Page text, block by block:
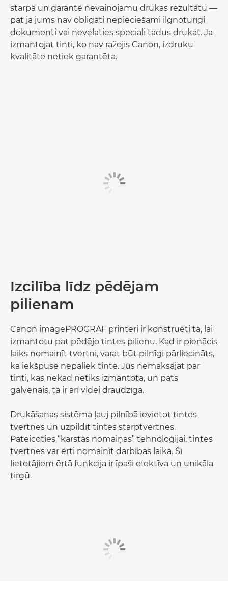
starpā un garantē nevainojamu drukas rezultātu —
pat ja jums nav obligāti nepieciešami ilgnoturīgi
dokumenti vai nevēlaties speciāli tādus drukāt. Ja
izmantojat tinti, ko nav ražojis Canon, izdruku
kvalitāte netiek garantēta.
Izcilība līdz pēdējam
pilienam
Canon imagePROGRAF printeri ir konstruēti tā, lai
izmantotu pat pēdējo tintes pilienu. Kad ir pienācis
laiks nomainīt tvertni, varat būt pilnīgi pārliecināts,
ka iekšpusē nepaliek tinte. Jūs nemaksājat par
tinti, kas nekad netiks izmantota, un pats
galvenais, tā ir arī videi draudzīga.
Drukāšanas sistēma ļauj pilnībā ievietot tintes
tvertnes un uzpildīt tintes starptvertnes.
Pateicoties “karstās nomaiņas” tehnoloģijai, tintes
tvertnes var ērti nomainīt darbības laikā. Šī
lietotājiem ērtā funkcija ir īpaši efektīva un unikāla
tirgū.